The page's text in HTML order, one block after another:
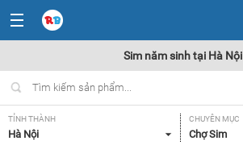
Sim năm sinh tại Hà Nội
TỈNH THÀNH
Hà Nội
CHUYÊN MỤC
Chợ Sim